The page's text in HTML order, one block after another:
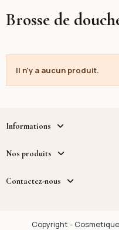
Brosse de
Il n'y a aucun produit.
Informations
Nos produits
Contactez-nous
Copyright -